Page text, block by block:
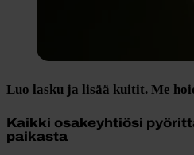
Luo lasku ja lisää kuitit. Me
Kaikki osakeyhtiösi
paikasta